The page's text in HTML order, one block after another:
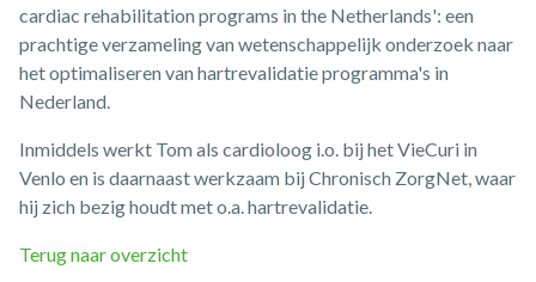
cardiac rehabilitation programs in the Netherlands': een
prachtige verzameling van wetenschappelijk onderzoek naar
het optimaliseren van hartrevalidatie programma's in
Nederland.
Inmiddels werkt Tom als cardioloog i.o. bij het VieCuri in
Venlo en is daarnaast werkzaam bij Chronisch ZorgNet, waar
hij zich bezig houdt met o.a. hartrevalidatie.
Terug naar overzicht